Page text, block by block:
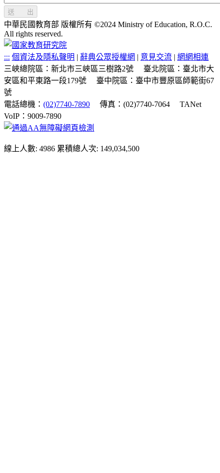
送 出
中華民國教育部 版權所有 ©2024 Ministry of Education, R.O.C.
All rights reserved.
::: 個資法及隱私聲明 | 辭典公眾授權網 | 意見交流 | 網網相連
三峽總院區：新北市三峽區三樹路2號
臺北院區：臺北市大
安區和平東路一段179號
臺中院區：臺中市豐原區師範街67
號
電話總機： (02)7740-7890 傳真：(02)7740-7064
TANet
VoIP：9009-7890
線上人數: 4986 累積總人次: 149,034,500